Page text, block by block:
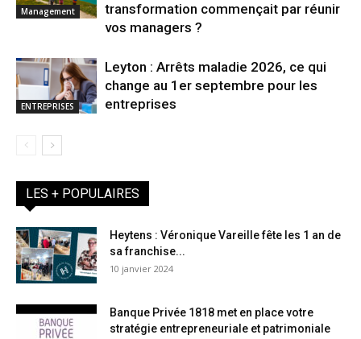
Management
transformation commençait par réunir
vos managers ?
ENTREPRISES
Leyton : Arrêts maladie 2026, ce qui
change au 1er septembre pour les
entreprises
LES + POPULAIRES
Heytens : Véronique Vareille fête les 1 an de
sa franchise...
10 janvier 2024
Banque Privée 1818 met en place votre
stratégie entrepreneuriale et patrimoniale